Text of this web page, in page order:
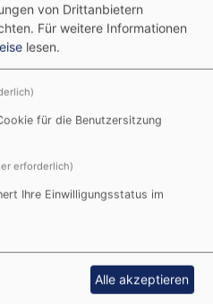
Juni 2026 zusammen mit
der Kirchengemeinde
Ochsenfurt das 125-
Christuskirche gefeiert.
Slenczka, Pfarrer
Mitwirkenden verwies sie
im Jahr 1901 auf den
so etwas wie ein
darstellt.
auf Johannes den
Tag benannt ist. So wie
hinwies, so ist ein
mit aller ihrer
von Drittanbietern
Für weitere Informationen
lesen.
für die Benutzersitzung
erforderlich)
Ihre Einwilligungsstatus im
Alle akzeptieren